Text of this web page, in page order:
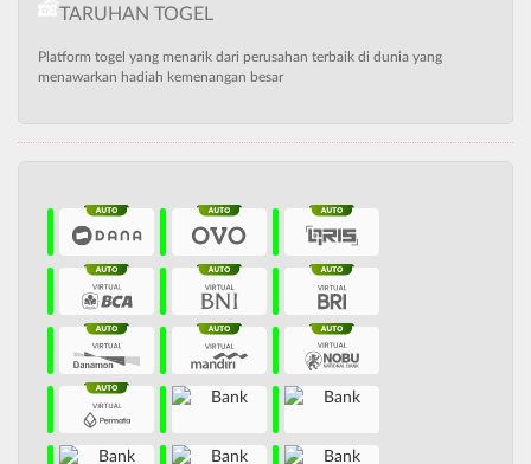
TARUHAN TOGEL
Platform togel yang menarik dari perusahan terbaik di dunia yang
menawarkan hadiah kemenangan besar